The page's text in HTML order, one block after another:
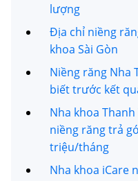
lượng
Địa chỉ niềng
khoa Sài Gòn
Niềng răng Nha
biết trước kết
Nha khoa
niềng răng trả
triệu/tháng
Nha khoa iCare